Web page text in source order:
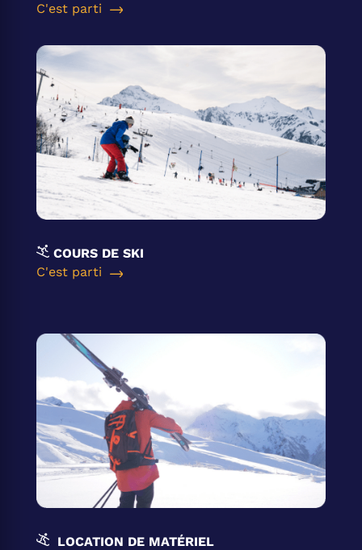
C'est parti
COURS DE SKI
C'est parti
LOCATION DE MATÉRIEL